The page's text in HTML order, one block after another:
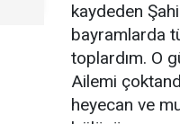
kaydeden
bayramlarda
toplardım. O
Ailemi
heyecan ve